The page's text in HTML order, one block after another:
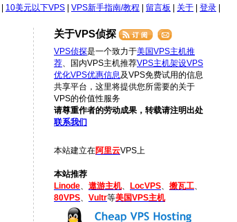
10美元以下VPS VPS新手指南/教程 留言板 关于 登录
关于VPS侦探
VPS侦探是一个致力于美国VPS主机推
荐 、国内VPS主机推荐VPS主机架设VPS
优化VPS优惠信息 及VPS免费试用的信息
共享平台，这里将提供您所需要的关于
VPS的价值性服务
请尊重作者的劳动成果，转载请注明出处
联系我们
本站建立在阿里云VPS上
本站推荐
Linode
遨游主机、 LocVPS 搬瓦工
80VPS
Vultr等美国VPS主机